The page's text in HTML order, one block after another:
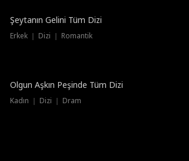
Şeytanın Gelini Tüm Dizi
Erkek ｜ Dizi ｜ Romantik
Dublajlı
Olgun Aşkın Peşinde Tüm Dizi
Kadın ｜ Dizi ｜ Dram